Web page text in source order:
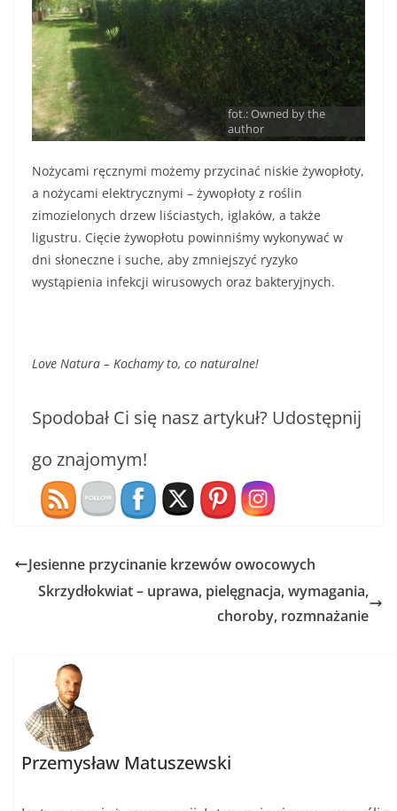
fot.: Owned by the
author
Nożycami ręcznymi możemy przycinać niskie żywopłoty,
a nożycami elektrycznymi – żywopłoty z roślin
zimozielonych drzew liściastych, iglaków, a także
ligustru. Cięcie żywopłotu powinniśmy wykonywać w
dni słoneczne i suche, aby zmniejszyć ryzyko
wystąpienia infekcji wirusowych oraz bakteryjnych.
Love Natura – Kochamy to, co naturalne!
Spodobał Ci się nasz artykuł? Udostępnij
go znajomym!
Jesienne przycinanie krzewów owocowych
Skrzydłokwiat – uprawa, pielęgnacja, wymagania,
choroby, rozmnażanie
Przemysław Matuszewski